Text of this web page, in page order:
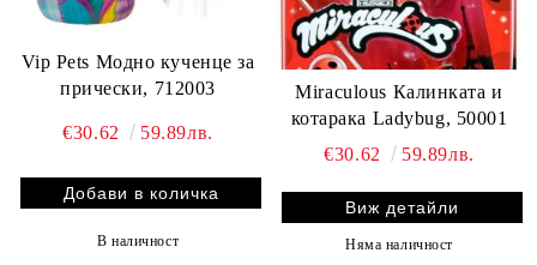
Vip Pets Модно кученце за
прически, 712003
€30.62 59.89лв.
В наличност
Miraculous Калинката и
котарака Ladybug, 50001
€30.62
59.89лв.
Виж детайли
Няма наличност